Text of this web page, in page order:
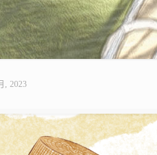
, 2023